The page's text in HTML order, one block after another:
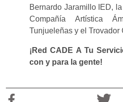
Bernardo Jaramillo IED,
Compañía Artística
Tunjueleñas y el Trovador
¡Red CADE A Tu
con y para la gente!